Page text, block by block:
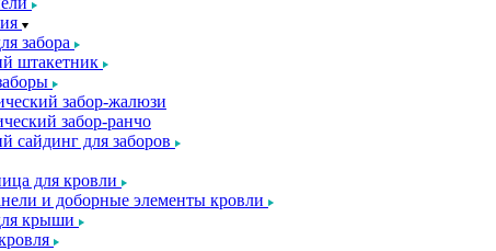
забора
штакетник
забор-жалюзи
забор-ранчо
сайдинг для заборов
для кровли
и доборные элементы кровли
крыши